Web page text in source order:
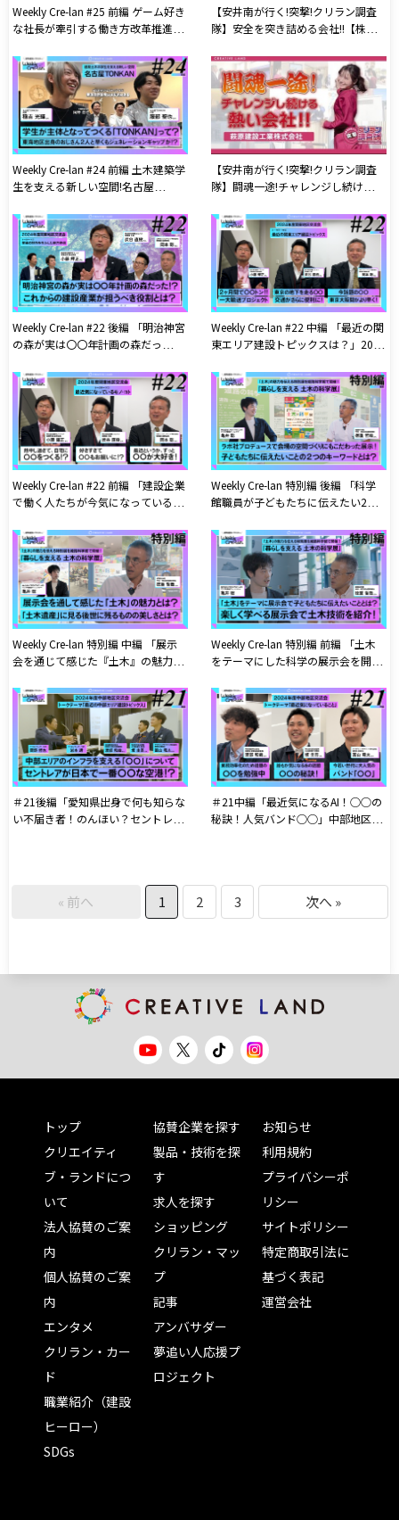
Weekly Cre-lan #25 前編 ゲーム好き
な社長が牽引する働き方改革推進優
【安井南が行く!突撃!クリラン調査
隊】安全を突き詰める会社!!【株式
Weekly Cre-lan #24 前編 土木建築学
生を支える新しい空間!名古屋
【安井南が行く!突撃!クリラン調査
隊】闘魂一途!チャレンジし続ける熱
編
Weekly Cre-lan #22 後編 「明治神宮
の森が実は〇〇年計画の森だっ
企業関東地区交流会公開収録
Weekly Cre-lan #22 中編 「最近の関
東エリア建設トピックスは？」2024
区交流会公開収録
Weekly Cre-lan #22 前編 「建設企業
で働く人たちが今気になっているこ
LAND協賛企業関東地区交流会公開
収録
Weekly Cre-lan 特別編 後編 「科学
館職員が子どもたちに伝えたい2つ
開催した『土木の科学展』について
科学館職員の方と対談!
Weekly Cre-lan 特別編 中編 「展示
会を通じて感じた『土木』の魅力と
の科学展』について科学館職員の方
Weekly Cre-lan 特別編 前編 「土木
をテーマにした科学の展示会を開
科学展』について科学館職員の方と
対談!
＃21後編「愛知県出身で何も知らな
い不届き者！のんほい？セントレ
＃21中編「最近気になるAI！○○の
秘訣！人気バンド○○」中部地区交
« 前へ 1 2 3 次へ »
トップ
クリエイティ
ブ・ランドにつ
いて
法人協賛のご案
内
個人協賛のご案
内
エンタメ
クリラン・カー
ド
職業紹介（建設
ヒーロー）
SDGs
協賛企業を探す
製品・技術を探
す
求人を探す
ショッピング
クリラン・マッ
プ
記事
アンバサダー
夢追い人応援プ
ロジェクト
お知らせ
利用規約
プライバシーポ
リシー
サイトポリシー
特定商取引法に
基づく表記
運営会社